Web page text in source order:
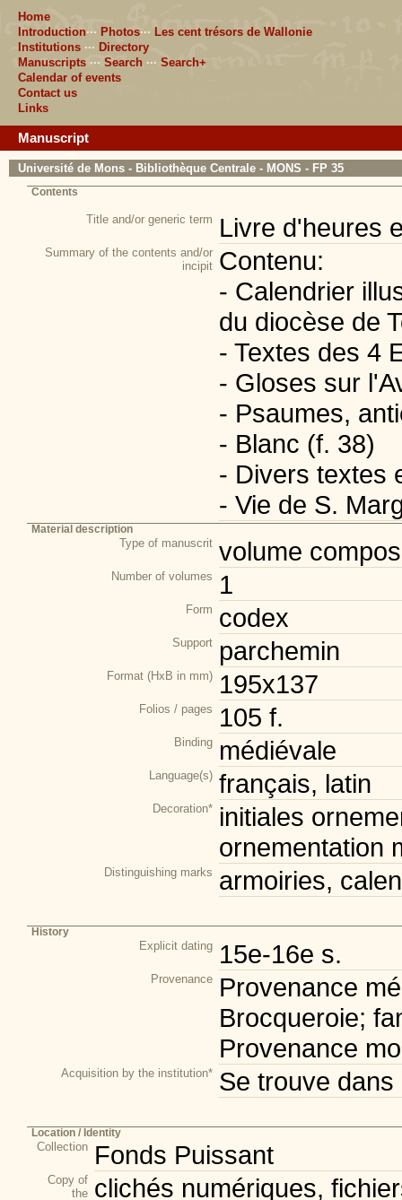
Home
Introduction··· Photos··· Les cent trésors de Wallonie
Institutions ··· Directory
Manuscripts ··· Search ··· Search+
Calendar of events
Contact us
Links
Manuscript
Université de Mons - Bibliothèque Centrale - MONS - FP 35
Contents
Title and/or generic term Livre d'heures
Summary of the contents and/or
incipit Contenu:
- Calendrier
du diocèse de
- Textes des 4
- Gloses sur
- Psaumes,
- Blanc (f. 38)
- Divers textes
- Vie de S.
Material description
Type of manuscrit volume
Number of volumes 1
Form codex
Support parchemin
Format (HxB in mm) 195x137
Folios / pages 105 f.
Binding médiévale
Language(s) français, latin
Decoration* initiales
ornementation
Distinguishing marks armoiries,
History
Explicit dating 15e-16e s.
Provenance Provenance
Brocqueroie;
Provenance
Acquisition by the institution* Se trouve
Location / Identity
Collection Fonds Puissant
Copy of
the clichés numériques,